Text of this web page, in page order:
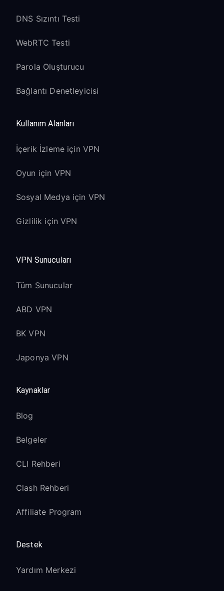
DNS Sızıntı Testi
WebRTC Testi
Parola Oluşturucu
Bağlantı Denetleyicisi
Kullanım Alanları
İçerik İzleme için VPN
Oyun için VPN
Sosyal Medya için VPN
Gizlilik için VPN
VPN Sunucuları
Tüm Sunucular
ABD VPN
BK VPN
Japonya VPN
Kaynaklar
Blog
Belgeler
CLI Rehberi
Clash Rehberi
Affiliate Program
Destek
Yardım Merkezi